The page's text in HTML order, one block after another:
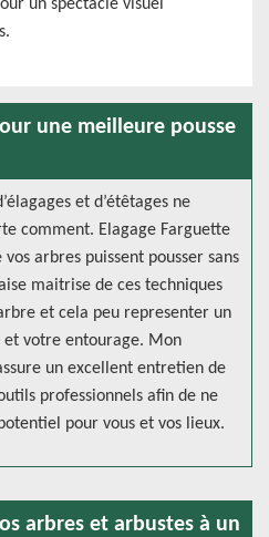
un spectacle visuel
une meilleure pousse
et d’étêtages ne
comment. Elagage Farguette
arbres puissent pousser sans
maitrise de ces techniques
et cela peu representer un
votre entourage. Mon
un excellent entretien de
professionnels afin de ne
pour vous et vos lieux.
arbres et arbustes à un